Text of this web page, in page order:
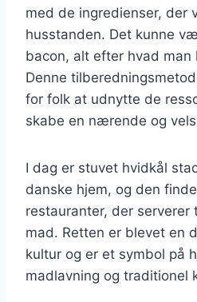
med de ingredienser, der
husstanden. Det kunne
bacon, alt efter hvad man
Denne
for folk at udnytte de
skabe en nærende og
I dag er stuvet hvidkål
danske hjem, og den
restauranter, der serverer
mad. Retten er blevet en
kultur og er et symbol på
madlavning og traditionel